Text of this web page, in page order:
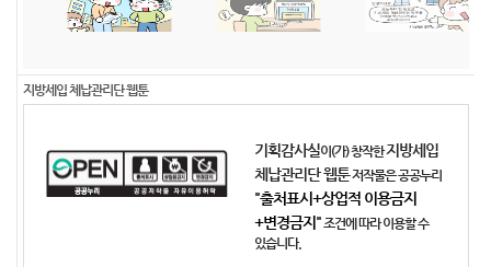
지방세입 체납관리단 웹툰
기획감사실이(가) 창작한지방세입
체납관리단 웹툰저작물은 공공누리
"출처표시+상업적 이용금지
+변경금지"조건에 따라 이용할 수
있습니다.